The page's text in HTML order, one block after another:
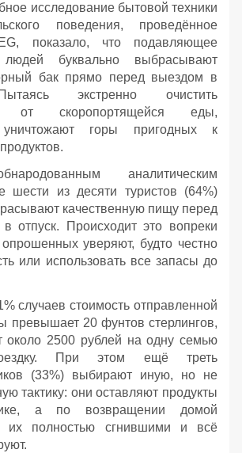
исследование бытовой техники
поведения, проведённое
показало, что подавляющее
людей буквально выбрасывают
бак прямо перед выездом в
экстренно очистить
от скоропортящейся еды,
горы пригодных к
аналитическим
шести из десяти туристов (64%)
качественную пищу перед
отпуск. Происходит это вопреки
уверяют, будто честно
или использовать все запасы до
случаев стоимость отправленной
превышает 20 фунтов стерлингов,
около 2500 рублей на одну семью
При этом ещё треть
(33%) выбирают иную, но не
тактику: они оставляют продукты
а по возвращении домой
их полностью сгнившими и всё